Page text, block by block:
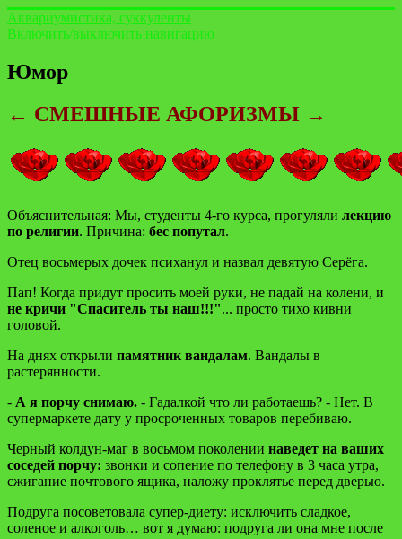
Аквариумистика, суккуленты
Включить/выключить навигацию
Юмор
← СМЕШНЫЕ АФОРИЗМЫ →
Объяснительная: Мы, студенты 4-го курса, прогуляли лекцию
по религии. Причина: бес попутал.
Отец восьмерых дочек психанул и назвал девятую Серёга.
Пап! Когда придут просить моей руки, не падай на колени, и
не кричи "Спаситель ты наш!!!"... просто тихо кивни
головой.
На днях открыли памятник вандалам. Вандалы в
растерянности.
- А я порчу снимаю. - Гадалкой что ли работаешь? - Нет. В
супермаркете дату у просроченных товаров перебиваю.
Черный колдун-маг в восьмом поколении наведет на ваших
соседей порчу: звонки и сопение по телефону в 3 часа утра,
сжигание почтового ящика, наложу проклятье перед дверью.
Подруга посоветовала супер-диету: исключить сладкое,
соленое и алкоголь… вот я думаю: подруга ли она мне после